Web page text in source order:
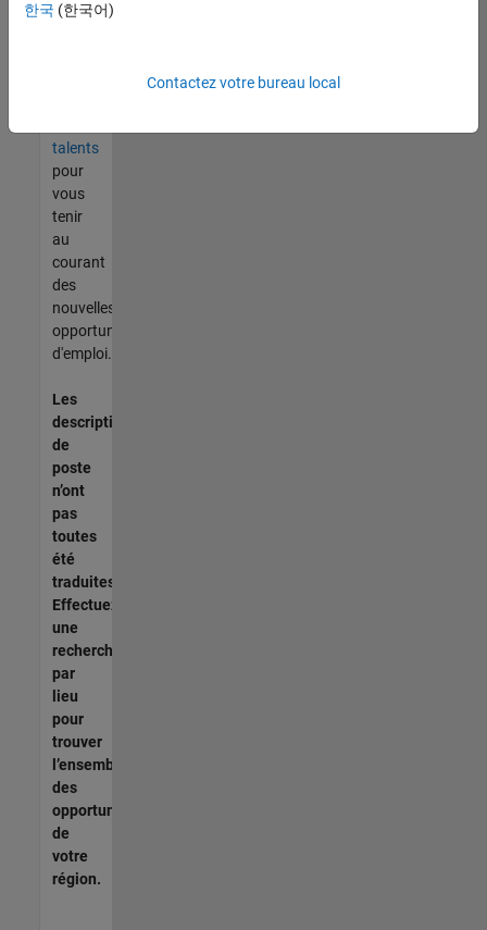
à vos
talents
pour
vous
tenir
au
courant
des
nouvelles
opportunités
d'emploi.
Les
descriptions
de
poste
n’ont
pas
toutes
été
traduites.
Effectuez
une
recherche
par
lieu
pour
trouver
l’ensemble
des
opportunités
de
votre
région.
한국 (한국어)
Contactez votre bureau local